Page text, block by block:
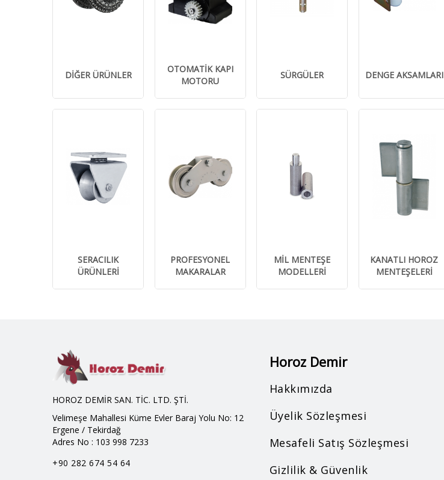
DİĞER ÜRÜNLER
OTOMATİK KAPI
MOTORU
SÜRGÜLER DENGE AKSAMLARI
SERACILIK
ÜRÜNLERİ
PROFESYONEL
MAKARALAR
MİL MENTEŞE
MODELLERİ
KANATLI HOROZ
MENTEŞELERİ
HOROZ DEMİR SAN. TİC. LTD. ŞTİ.
Velimeşe Mahallesi Küme Evler Baraj Yolu No: 12
Ergene / Tekirdağ
Adres No : 103 998 7233
+90 282 674 54 64
Horoz Demir
Hakkımızda
Üyelik Sözleşmesi
Mesafeli Satış Sözleşmesi
Gizlilik & Güvenlik